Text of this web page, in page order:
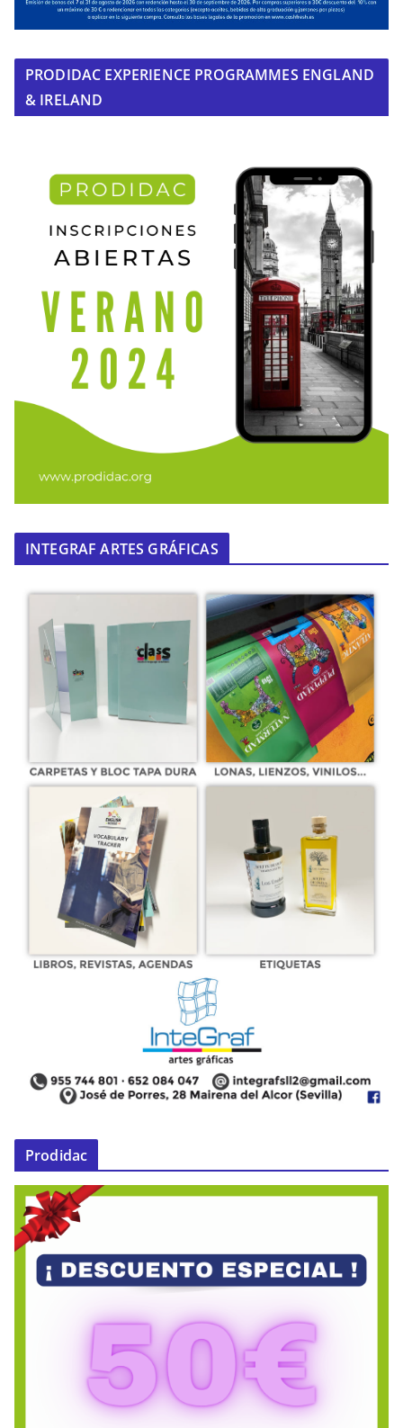
PRODIDAC EXPERIENCE PROGRAMMES ENGLAND
& IRELAND
INTEGRAF ARTES GRÁFICAS
Prodidac